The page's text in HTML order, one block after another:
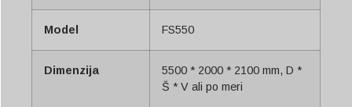
Model FS550
Dimenzija
5500 * 2000 * 2100 mm, D *
Š * V ali po meri